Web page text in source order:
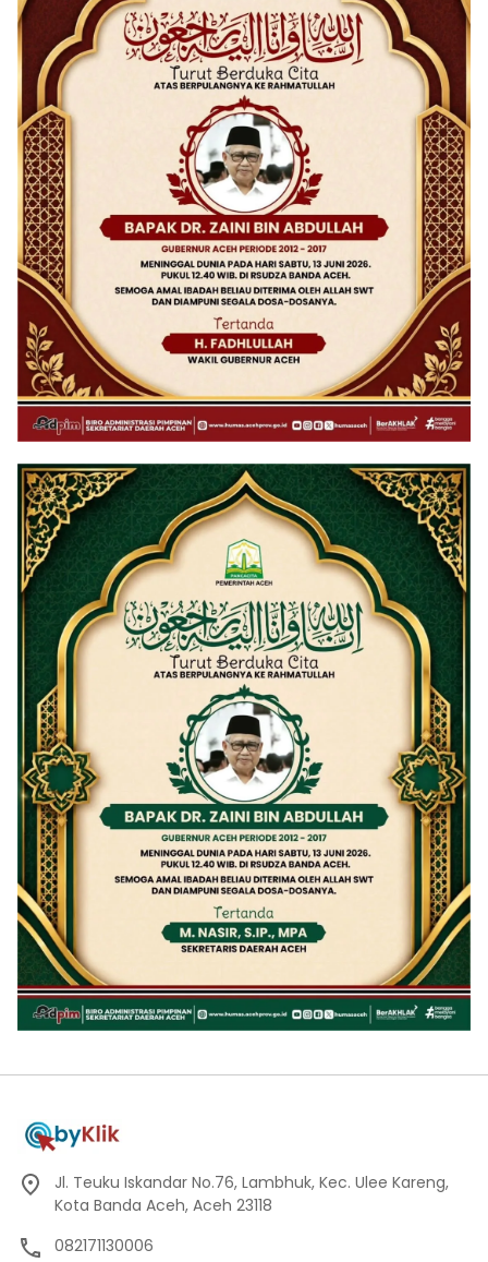
Jl. Teuku Iskandar No.76, Lambhuk, Kec. Ulee Kareng,
Kota Banda Aceh, Aceh 23118
082171130006